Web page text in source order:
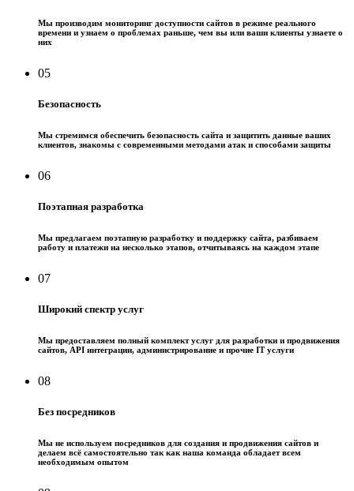
Мы производим мониторинг доступности сайтов в режиме реального
времени и узнаем о проблемах раньше, чем вы или ваши клиенты узнаете о
них
05
Безопасность
Мы стремимся обеспечить безопасность сайта и защитить данные ваших
клиентов, знакомы с современными методами атак и способами защиты
06
Поэтапная разработка
Мы предлагаем поэтапную разработку и поддержку сайта, разбиваем
работу и платежи на несколько этапов, отчитываясь на каждом этапе
07
Широкий спектр услуг
Мы предоставляем полный комплект услуг для разработки и продвижения
сайтов, API интеграции, администрирование и прочие IT услуги
08
Без посредников
Мы не используем посредников для создания и продвижения сайтов и
делаем всё самостоятельно так как наша команда обладает всем
необходимым опытом